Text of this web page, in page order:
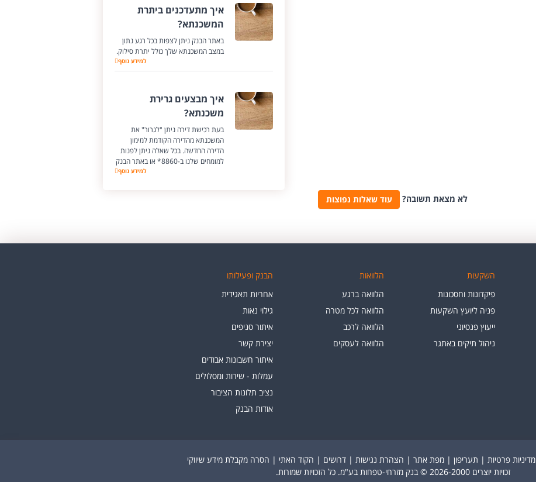
איך מתעדכנים ביתרת
המשכנתא?
באתר הבנק ניתן לצפות בכל רגע נתון
במצב המשכנתא שלך כולל יתרת סילוק.
למידע נוסף
איך מבצעים גרירת
משכנתא?
בעת רכישת דירה ניתן "לגרור" את
המשכנתא מהדירה הקודמת למימון
הדירה החדשה. בכל שאלה ניתן לפנות
למומחים שלנו ב-​​​​​​​​8860*​​​​ או באתר הבנק
למידע נוסף
לא מצאת תשובה? עוד שאלות נפוצות
השקעות
פיקדונות וחסכונות
פניה ליועץ השקעות
ייעוץ פנסיוני
ניהול תיקים באתגר
הלוואות
הלוואה ברגע
הלוואה לכל מטרה
הלוואה לרכב
הלוואה לעסקים
הבנק ופעילותו
אחריות תאגידית
גילוי נאות
איתור סניפים
יצירת קשר
איתור חשבונות אבודים
עמלות - שירות ומסלולים
נציב תלונות הציבור
אודות הבנק
מדיניות פרטיות | תעריפון | מפת אתר | הצהרת נגישות | דרושים | הקוד האתי | הסרה מקבלת מידע שיווקי
זכויות יוצרים 2026-2000 © בנק מזרחי-טפחות בע"מ. כל הזכויות שמורות.